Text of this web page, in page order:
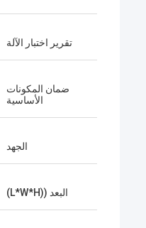
تقرير اختبار الآلة
ضمان المكونات
الأساسية
الجهد
البعد ((L*W*H)